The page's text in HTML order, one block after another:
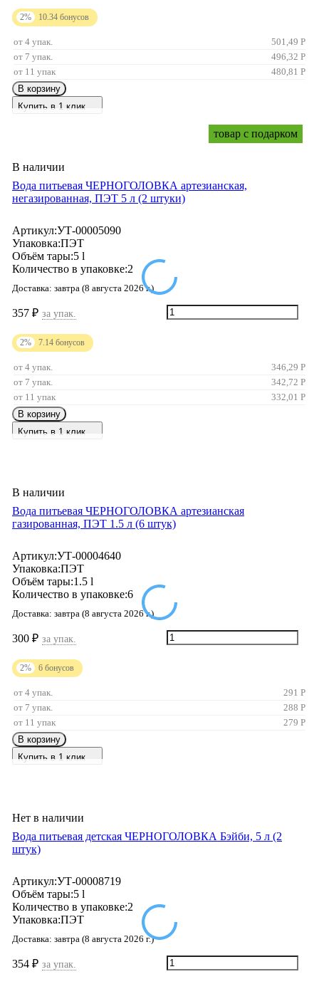
2% 10.34 бонусов
от 4 упак. 501,49 Р
от 7 упак.
496,32 Р
от 11 упак
480,81 Р
В корзину
Купить в 1 клик
товар с подарком
В наличии
Вода питьевая ЧЕРНОГОЛОВКА артезианская,
негазированная, ПЭТ 5 л (2 штуки)
Артикул:УТ-00005090
Упаковка:ПЭТ
Объём тары:5 l
Количество в упаковке:2
Доставка: завтра (8 августа 2026 г.)
357 ₽ за упак.
2% 7.14 бонусов
от 4 упак. 346,29 Р
от 7 упак.
342,72 Р
от 11 упак
332,01 Р
В корзину
Купить в 1 клик
В наличии
Вода питьевая ЧЕРНОГОЛОВКА артезианская
газированная, ПЭТ 1.5 л (6 штук)
Артикул:УТ-00004640
Упаковка:ПЭТ
Объём тары:1.5 l
Количество в упаковке:6
Доставка: завтра (8 августа 2026 г.)
300 ₽ за упак.
2% 6 бонусов
от 4 упак. 291 Р
от 7 упак.
288 Р
от 11 упак
279 Р
В корзину
Купить в 1 клик
Нет в наличии
Вода питьевая детская ЧЕРНОГОЛОВКА Бэйби, 5 л (2
штук)
Артикул:УТ-00008719
Объём тары:5 l
Количество в упаковке:2
Упаковка:ПЭТ
Доставка: завтра (8 августа 2026 г.)
354 ₽ за упак.